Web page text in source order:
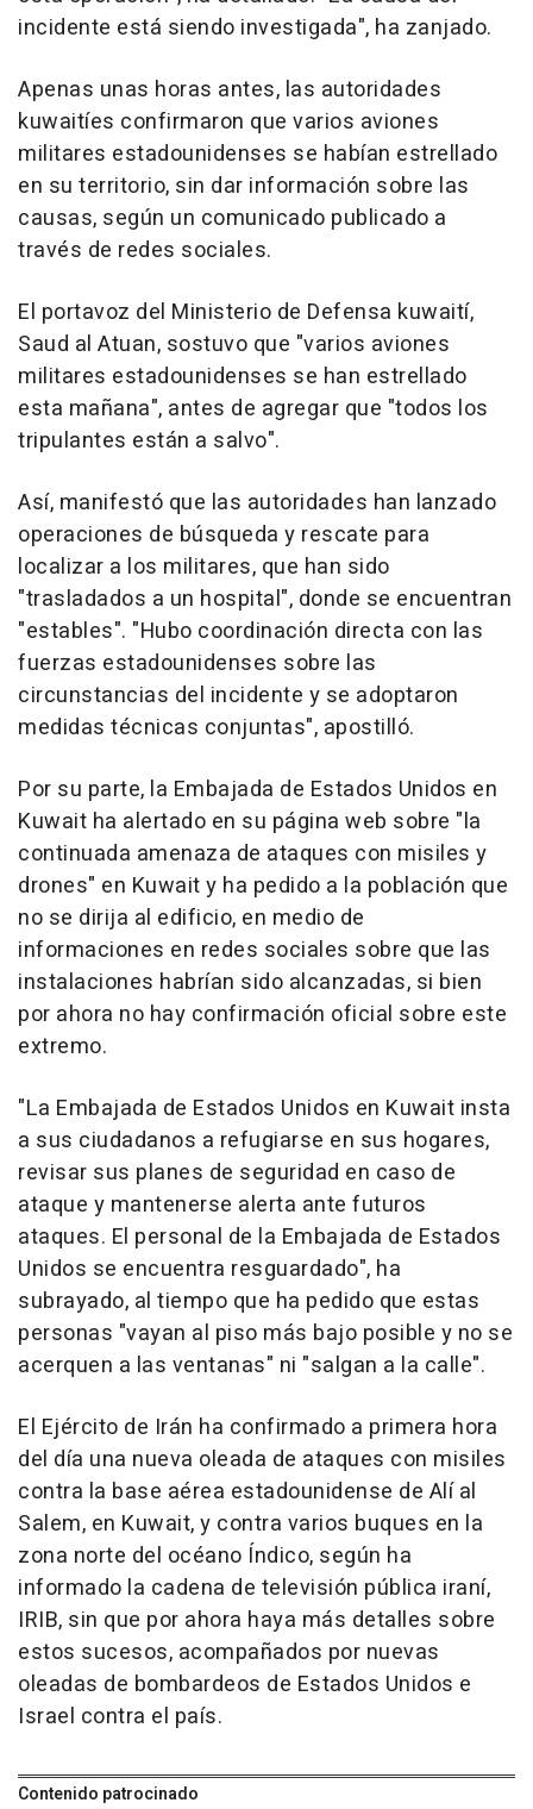
incidente está siendo investigada", ha zanjado.
Apenas unas horas antes, las autoridades
kuwaitíes confirmaron que varios aviones
militares estadounidenses se habían estrellado
en su territorio, sin dar información sobre las
causas, según un comunicado publicado a
través de redes sociales.
El portavoz del Ministerio de Defensa kuwaití,
Saud al Atuan, sostuvo que "varios aviones
militares estadounidenses se han estrellado
esta mañana", antes de agregar que "todos los
tripulantes están a salvo".
Así, manifestó que las autoridades han lanzado
operaciones de búsqueda y rescate para
localizar a los militares, que han sido
"trasladados a un hospital", donde se encuentran
"estables". "Hubo coordinación directa con las
fuerzas estadounidenses sobre las
circunstancias del incidente y se adoptaron
medidas técnicas conjuntas", apostilló.
Por su parte, la Embajada de Estados Unidos en
Kuwait ha alertado en su página web sobre "la
continuada amenaza de ataques con misiles y
drones" en Kuwait y ha pedido a la población que
no se dirija al edificio, en medio de
informaciones en redes sociales sobre que las
instalaciones habrían sido alcanzadas, si bien
por ahora no hay confirmación oficial sobre este
extremo.
"La Embajada de Estados Unidos en Kuwait insta
a sus ciudadanos a refugiarse en sus hogares,
revisar sus planes de seguridad en caso de
ataque y mantenerse alerta ante futuros
ataques. El personal de la Embajada de Estados
Unidos se encuentra resguardado", ha
subrayado, al tiempo que ha pedido que estas
personas "vayan al piso más bajo posible y no se
acerquen a las ventanas" ni "salgan a la calle".
El Ejército de Irán ha confirmado a primera hora
del día una nueva oleada de ataques con misiles
contra la base aérea estadounidense de Alí al
Salem, en Kuwait, y contra varios buques en la
zona norte del océano Índico, según ha
informado la cadena de televisión pública iraní,
IRIB, sin que por ahora haya más detalles sobre
estos sucesos, acompañados por nuevas
oleadas de bombardeos de Estados Unidos e
Israel contra el país.
Contenido patrocinado